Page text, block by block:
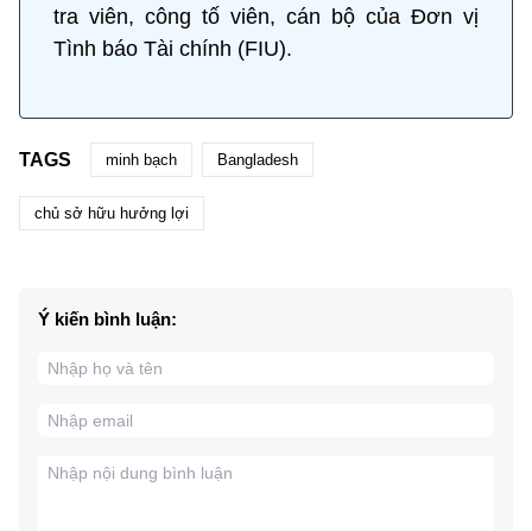
tra viên, công tố viên, cán bộ của Đơn vị
Tình báo Tài chính (FIU).
TAGS minh bạch Bangladesh
chủ sở hữu hưởng lợi
Ý kiến bình luận: